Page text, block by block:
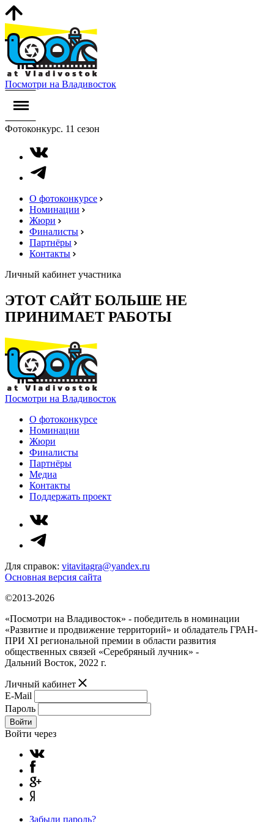
Посмотри на Владивосток
Фотоконкурс. 11 сезон
О фотоконкурсе
Номинации
Жюри
Финалисты
Партнёры
Контакты
Личный кабинет участника
ЭТОТ САЙТ БОЛЬШЕ НЕ
ПРИНИМАЕТ РАБОТЫ
Посмотри на Владивосток
О фотоконкурсе
Номинации
Жюри
Финалисты
Партнёры
Медиа
Контакты
Поддержать проект
Для справок: vitavitagra@yandex.ru
Основная версия сайта
©2013-2026
«Посмотри на Владивосток» - победитель в номинации
«Развитие и продвижение территорий» и обладатель ГРАН-
ПРИ XI региональной премии в области развития
общественных связей «Серебряный лучник» -
Дальний Восток, 2022 г.
Личный кабинет
E-Mail
Пароль
Войти
Войти через
Забыли пароль?